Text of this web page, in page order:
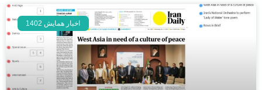
اخبار همایش 1402